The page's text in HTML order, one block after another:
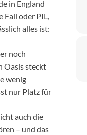
in England
Fall oder PIL,
alles ist:
noch
Oasis steckt
wenig
nur Platz für
auch die
– und das